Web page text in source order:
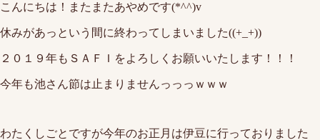
こんにちは！またまたあやめです(*^^)v
休みがあっという間に終わってしまいました((+_+))
２０１９年もＳＡＦＩをよろしくお願いいたします！！！
今年も池さん節は止まりませんっっっｗｗｗ
わたくしごとですが今年のお正月は伊豆に行っておりました